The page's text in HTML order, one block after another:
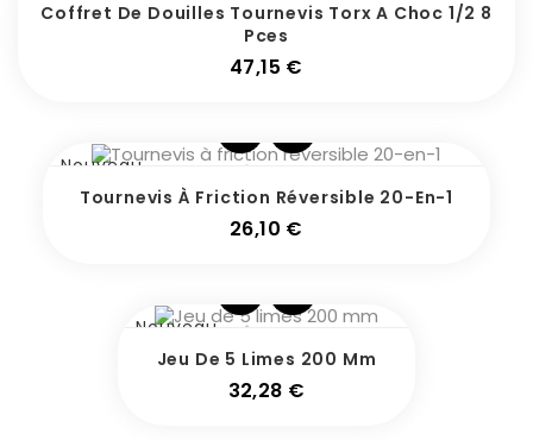
Coffret De Douilles Tournevis Torx A Choc 1/2 8
Pces
47,15 €
Nouveau
Tournevis À Friction Réversible 20-En-1
26,10 €
Nouveau
Jeu De 5 Limes 200 Mm
32,28 €